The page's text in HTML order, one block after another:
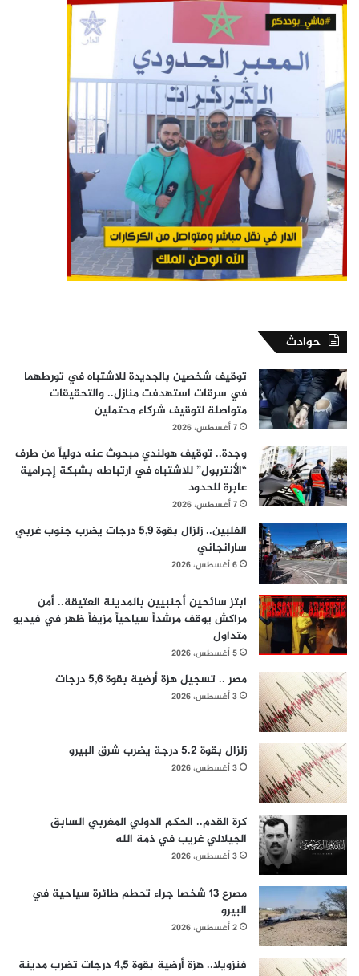
حوادث
توقيف شخصين بالجديدة للاشتباه في تورطهما
في سرقات استهدفت منازل.. والتحقيقات
متواصلة لتوقيف شركاء محتملين
7 أغسطس، 2026
وجدة.. توقيف هولندي مبحوث عنه دولياً من طرف
“الأنتربول” للاشتباه في ارتباطه بشبكة إجرامية
عابرة للحدود
7 أغسطس، 2026
الفلبين.. زلزال بقوة 5,9 درجات يضرب جنوب غربي
سارانجاني
6 أغسطس، 2026
ابتز سائحين أجنبيين بالمدينة العتيقة.. أمن
مراكش يوقف مرشداً سياحياً مزيفاً ظهر في فيديو
متداول
5 أغسطس، 2026
مصر .. تسجيل هزة أرضية بقوة 5,6 درجات
3 أغسطس، 2026
زلزال بقوة 5.2 درجة يضرب شرق البيرو
3 أغسطس، 2026
كرة القدم.. الحكم الدولي المغربي السابق
الجيلالي غريب في ذمة الله
3 أغسطس، 2026
مصرع 13 شخصا جراء تحطم طائرة سياحية في
البيرو
2 أغسطس، 2026
فنزويلا.. هزة أرضية بقوة 4,5 درجات تضرب مدينة